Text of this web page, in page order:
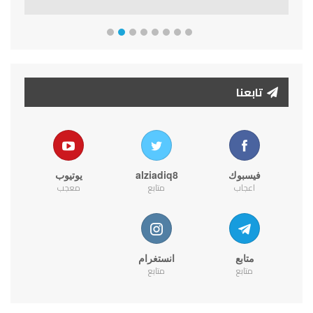
تابعنا
فيسبوك
اعجاب
alziadiq8
متابع
يوتيوب
معجب
متابع
متابع
انستغرام
متابع